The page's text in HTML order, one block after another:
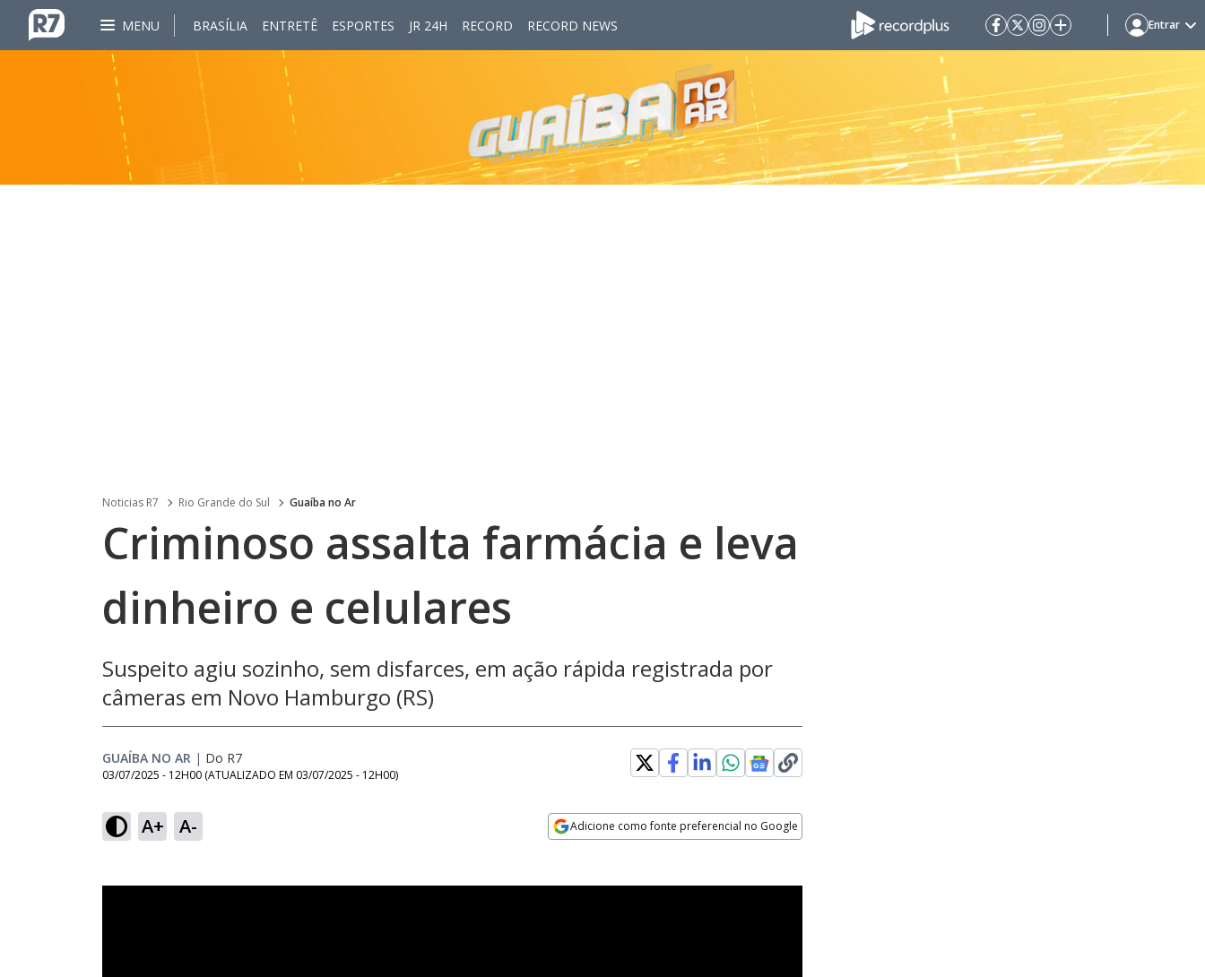
MENU BRASÍLIA ENTRETÊ ESPORTES JR 24H RECORD RECORD NEWS Entrar
Noticias R7 Rio Grande do Sul Guaíba no Ar
Criminoso assalta farmácia e leva
dinheiro e celulares
Suspeito agiu sozinho, sem disfarces, em ação rápida registrada por
câmeras em Novo Hamburgo (RS)
GUAÍBA NO AR | Do R7
03/07/2025 - 12H00 (ATUALIZADO EM 03/07/2025 - 12H00)
A+ A- Adicione como fonte preferencial no Google